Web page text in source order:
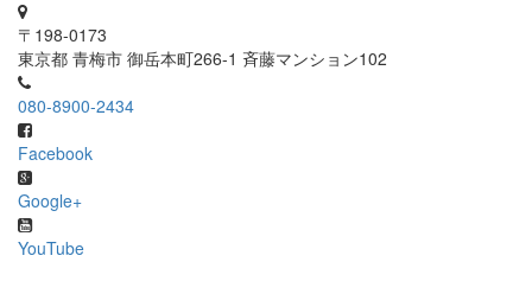
〒198-0173
東京都 青梅市 御岳本町266-1 斉藤マンション102
080-8900-2434
Facebook
Google+
YouTube